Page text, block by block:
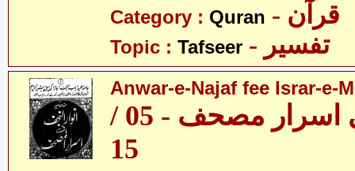
Category : Quran - قرآن
Topic : Tafseer - تفسیر
Anwar-e-Najaf fee Israr-e-
انوار نجف فی اسرار مصحف - 05 /
15